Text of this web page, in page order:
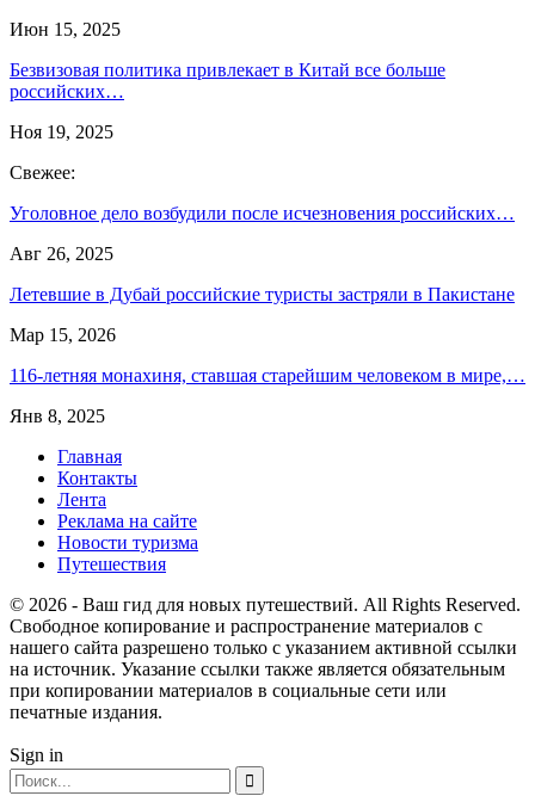
Июн 15, 2025
Безвизовая политика привлекает в Китай все больше
российских…
Ноя 19, 2025
Свежее:
Уголовное дело возбудили после исчезновения российских…
Авг 26, 2025
Летевшие в Дубай российские туристы застряли в Пакистане
Мар 15, 2026
116-летняя монахиня, ставшая старейшим человеком в мире,…
Янв 8, 2025
Главная
Контакты
Лента
Реклама на сайте
Новости туризма
Путешествия
© 2026 - Ваш гид для новых путешествий. All Rights Reserved.
Свободное копирование и распространение материалов с
нашего сайта разрешено только с указанием активной ссылки
на источник. Указание ссылки также является обязательным
при копировании материалов в социальные сети или
печатные издания.
Sign in